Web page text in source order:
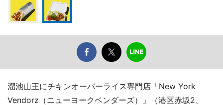
溜池山王にチキンオーバーライス専門店「New York
Vendorz（ニューヨークベンダーズ）」（港区赤坂2、